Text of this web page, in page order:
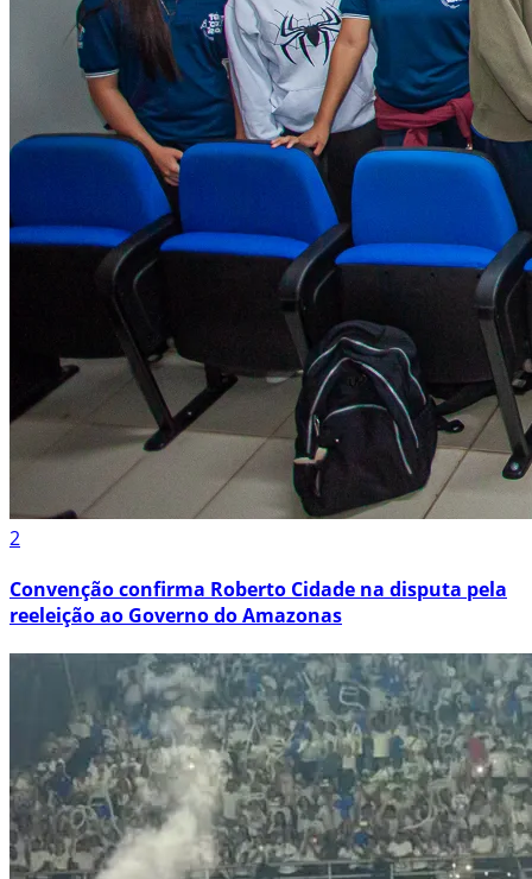
2
Convenção confirma Roberto Cidade na disputa pela
reeleição ao Governo do Amazonas